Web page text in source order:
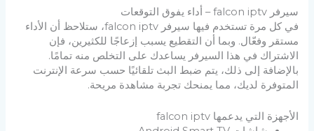
سيرفر falcon iptv – أداء يفوق التوقعات
في كل مرة تستخدم فيها سيرفر falcon iptv، ستلاحظ أن الأداء
مستقر وفعّال. وبما أن التقطيع يسبب إزعاجًا للكثيرين، فإن
الاشتراك في هذا السيرفر يساعدك على التخلص منه تمامًا.
بالإضافة إلى ذلك، يتم ضبط البث تلقائيًا حسب سرعة الإنترنت
المتوفرة لديك، مما يمنحك تجربة مشاهدة مريحة.
الأجهزة التي يدعمها falcon iptv